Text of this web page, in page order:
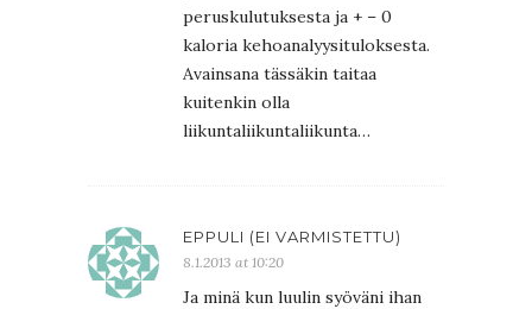
peruskulutuksesta ja + – 0
kaloria kehoanalyysituloksesta.
Avainsana tässäkin taitaa
kuitenkin olla
liikuntaliikuntaliikunta…
EPPULI (EI VARMISTETTU)
8.1.2013 at 10:20
Ja minä kun luulin syöväni ihan